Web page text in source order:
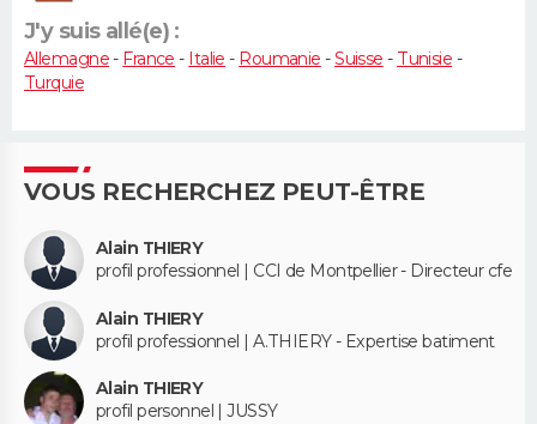
J'y suis allé(e) :
Allemagne- France - Italie - Roumanie -Suisse - Tunisie -
Turquie
VOUS RECHERCHEZ PEUT-ÊTRE
Alain THIERY
profil professionnel | CCI de Montpellier - Directeur cfe
Alain THIERY
profil professionnel | A.THIERY - Expertise batiment
Alain THIERY
profil personnel | JUSSY